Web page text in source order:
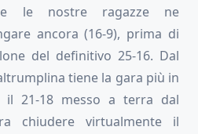
e le nostre ragazze ne
ancora (16-9), prima di
del definitivo 25-16. Dal
tiene la gara più in
il 21-18 messo a terra dal
chiudere virtualmente il